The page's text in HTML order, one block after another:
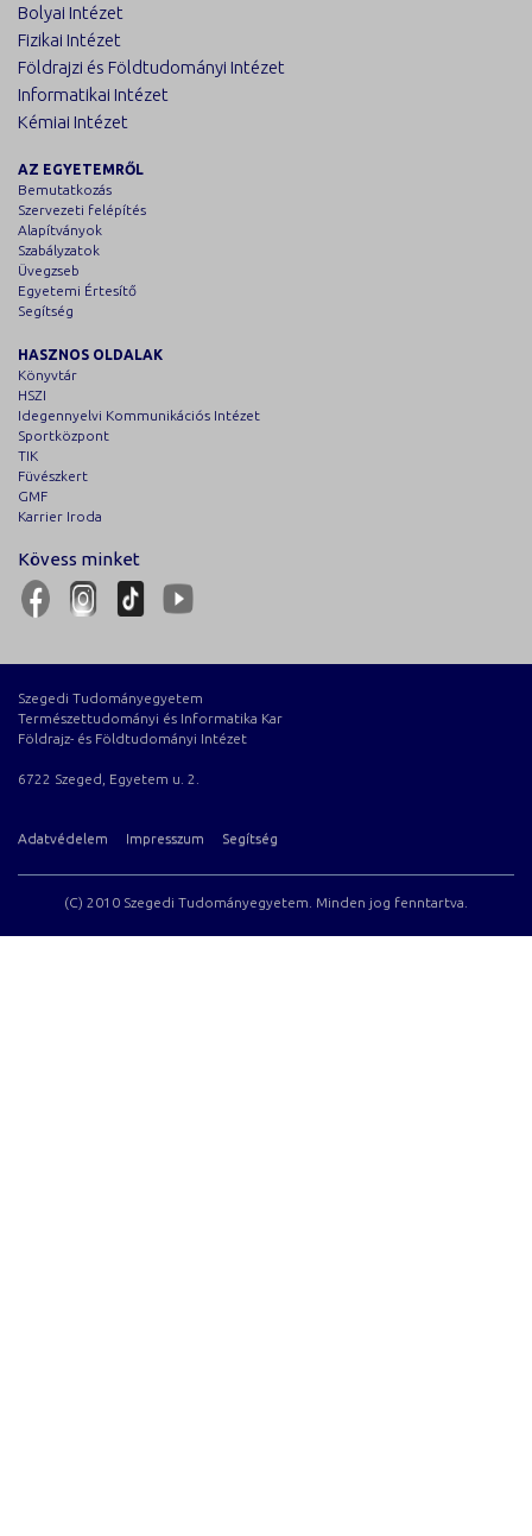
Bolyai Intézet
Fizikai Intézet
Földrajzi és Földtudományi Intézet
Informatikai Intézet
Kémiai Intézet
AZ EGYETEMRŐL
Bemutatkozás
Szervezeti felépítés
Alapítványok
Szabályzatok
Üvegzseb
Egyetemi Értesítő
Segítség
HASZNOS OLDALAK
Könyvtár
HSZI
Idegennyelvi Kommunikációs Intézet
Sportközpont
TIK
Füvészkert
GMF
Karrier Iroda
Kövess minket
Szegedi Tudományegyetem
Természettudományi és Informatika Kar
Földrajz- és Földtudományi Intézet
6722 Szeged, Egyetem u. 2.
Adatvédelem Impresszum Segítség
(C) 2010 Szegedi Tudományegyetem. Minden jog fenntartva.